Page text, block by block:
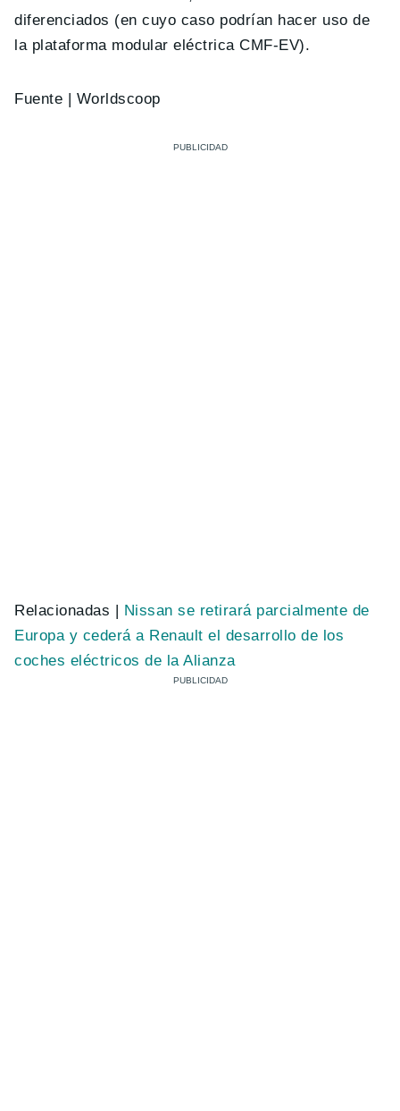
diferenciados (en cuyo caso podrían hacer uso de
la plataforma modular eléctrica CMF-EV).
Fuente | Worldscoop
Relacionadas | Nissan se retirará parcialmente de
Europa y cederá a Renault el desarrollo de los
coches eléctricos de la Alianza